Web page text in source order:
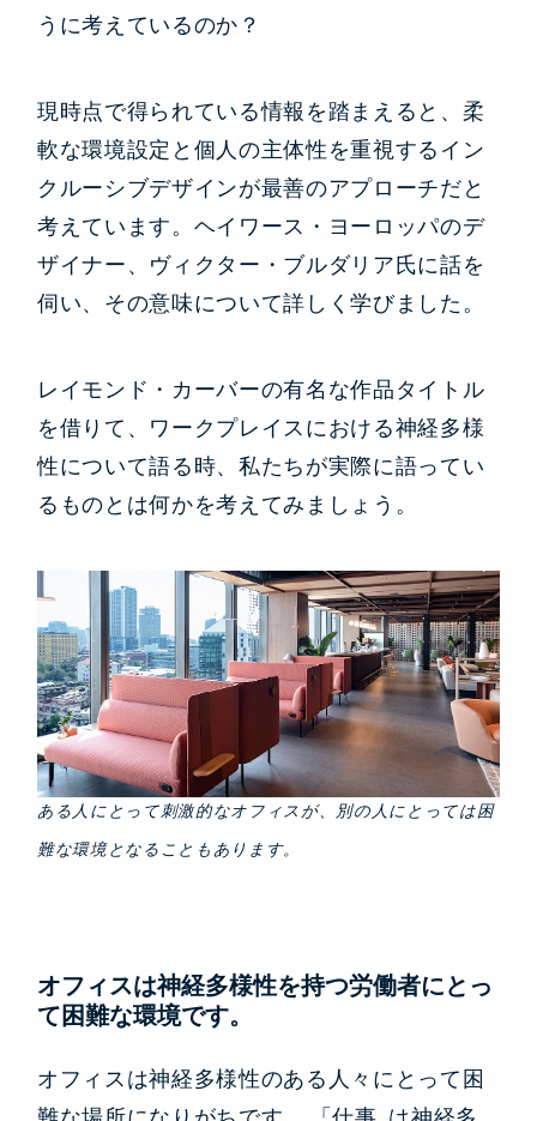
うに考えているのか？
現時点で得られている情報を踏まえると、柔
軟な環境設定と個人の主体性を重視するイン
クルーシブデザインが最善のアプローチだと
考えています。ヘイワース・ヨーロッパのデ
ザイナー、ヴィクター・ブルダリア氏に話を
伺い、その意味について詳しく学びました。
レイモンド・カーバーの有名な作品タイトル
を借りて、ワークプレイスにおける神経多様
性について語る時、私たちが実際に語ってい
るものとは何かを考えてみましょう。
ある人にとって刺激的なオフィスが、別の人にとっては困
難な環境となることもあります。
オフィスは神経多様性を持つ労働者にとっ
て困難な環境です。
オフィスは神経多様性のある人々にとって困